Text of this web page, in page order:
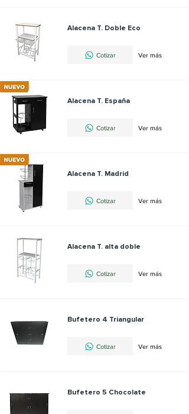
Alacena T. Doble Eco
Ver más
Cotizar
Alacena T. España
Ver más
Cotizar
Alacena T. Madrid
Ver más
Cotizar
Alacena T. alta doble
Ver más
Cotizar
Bufetero 4 Triangular
Ver más
Cotizar
Bufetero 5 Chocolate